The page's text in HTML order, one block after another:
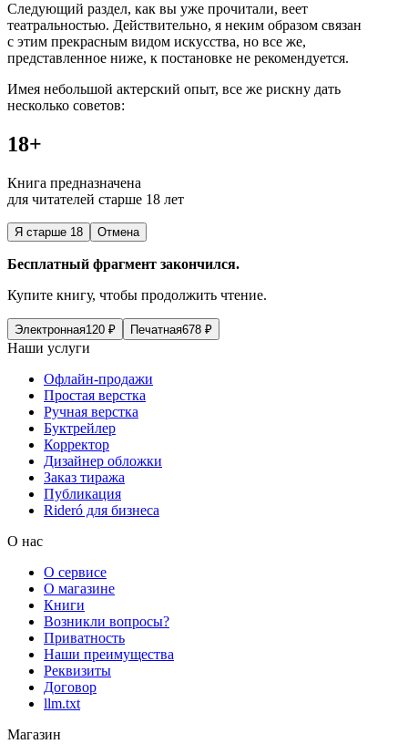
Следующий раздел, как вы уже прочитали, веет
театральностью. Действительно, я неким образом связан
с этим прекрасным видом искусства, но все же,
представленное ниже, к постановке не рекомендуется.
Имея небольшой актерский опыт, все же рискну дать
несколько советов:
18+
Книга предназначена
для читателей старше 18 лет
Я старше 18 Отмена
Бесплатный фрагмент закончился.
Купите книгу, чтобы продолжить чтение.
Электронная120 ₽ Печатная678 ₽
Наши услуги
Офлайн-продажи
Простая верстка
Ручная верстка
Буктрейлер
Корректор
Дизайнер обложки
Заказ тиража
Публикация
Rideró для бизнеса
О нас
О сервисе
О магазине
Книги
Возникли вопросы?
Приватность
Наши преимущества
Реквизиты
Договор
llm.txt
Магазин